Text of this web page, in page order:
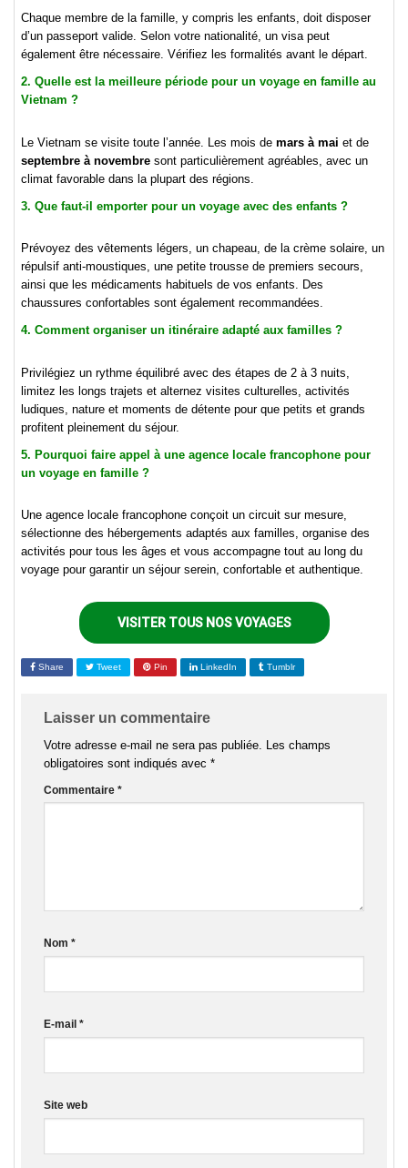
Chaque membre de la famille, y compris les enfants, doit disposer
d’un passeport valide. Selon votre nationalité, un visa peut
également être nécessaire. Vérifiez les formalités avant le départ.
2. Quelle est la meilleure période pour un voyage en famille au
Vietnam ?
Le Vietnam se visite toute l’année. Les mois de mars à mai et de
septembre à novembre sont particulièrement agréables, avec un
climat favorable dans la plupart des régions.
3. Que faut-il emporter pour un voyage avec des enfants ?
Prévoyez des vêtements légers, un chapeau, de la crème solaire, un
répulsif anti-moustiques, une petite trousse de premiers secours,
ainsi que les médicaments habituels de vos enfants. Des
chaussures confortables sont également recommandées.
4. Comment organiser un itinéraire adapté aux familles ?
Privilégiez un rythme équilibré avec des étapes de 2 à 3 nuits,
limitez les longs trajets et alternez visites culturelles, activités
ludiques, nature et moments de détente pour que petits et grands
profitent pleinement du séjour.
5. Pourquoi faire appel à une agence locale francophone pour
un voyage en famille ?
Une agence locale francophone conçoit un circuit sur mesure,
sélectionne des hébergements adaptés aux familles, organise des
activités pour tous les âges et vous accompagne tout au long du
voyage pour garantir un séjour serein, confortable et authentique.
VISITER TOUS NOS VOYAGES
Share Tweet Pin LinkedIn Tumblr
Laisser un commentaire
Votre adresse e-mail ne sera pas publiée.
Les champs
obligatoires sont indiqués avec *
Commentaire *
Nom *
E-mail *
Site web